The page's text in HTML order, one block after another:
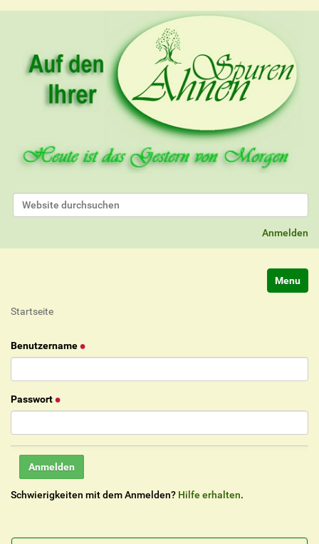
Website durchsuchen
Anmelden
Startseite
Benutzername
Passwort
Schwierigkeiten mit dem Anmelden? Hilfe erhalten.